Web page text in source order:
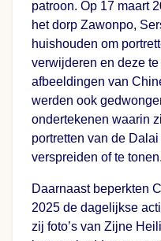
patroon. Op 17 maart
het dorp Zawonpo,
huishouden om
verwijderen en deze
afbeeldingen van
werden ook
ondertekenen waarin
portretten van de
verspreiden of te tonen.
Daarnaast beperkten
2025 de dagelijkse
zij foto’s van Zijne